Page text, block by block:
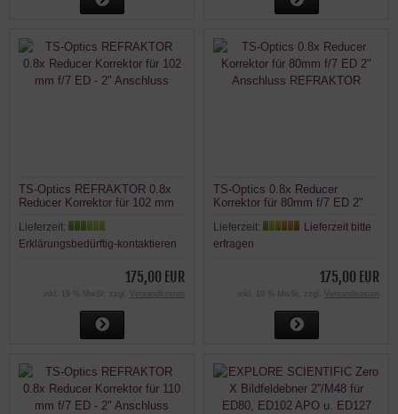
TS-Optics REFRAKTOR 0.8x
Reducer Korrektor für 102 mm
Lieferzeit:
Erklärungsbedürftig-kontaktieren
175,00 EUR
inkl. 19 % MwSt. zzgl. Versandkosten
TS-Optics 0.8x Reducer
Korrektor für 80mm f/7 ED 2"
Lieferzeit:
Lieferzeit bitte
erfragen
175,00 EUR
inkl. 19 % MwSt. zzgl. Versandkosten